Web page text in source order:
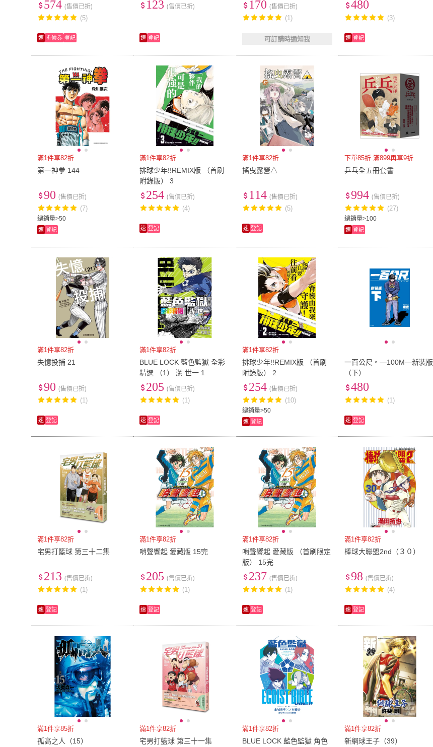
574 (售價已折)
(5)
速 折價券 登記
123 (售價已折)
速 登記
170 (售價已折)
(1)
可訂購時通知我
480
(3)
速 登記
滿1件享82折
第一神拳 144
總銷量>50
90 (售價已折)
(7)
速 登記
滿1件享82折
排球少年!!REMIX版 （首刷
附錄版） 3
254 (售價已折)
(4)
速 登記
滿1件享82折
搖曳露營△
114 (售價已折)
(5)
速 登記
下單85折 滿899再享9折
乒乓全五冊套書
總銷量>100
994 (售價已折)
(27)
速 登記
滿1件享82折
失憶投捕 21
90 (售價已折)
(1)
速 登記
滿1件享82折
BLUE LOCK 藍色監獄 全彩
精選 （1） 潔 世一 1
205 (售價已折)
(1)
速 登記
滿1件享82折
排球少年!!REMIX版 （首刷
附錄版） 2
總銷量>50
254 (售價已折)
(10)
速 登記
一百公尺。—100M—新裝版
（下）
480
(1)
速 登記
滿1件享82折
宅男打籃球 第三十二集
213 (售價已折)
(1)
速 登記
滿1件享82折
哨聲響起 愛藏版 15完
205 (售價已折)
(1)
速 登記
滿1件享82折
哨聲響起 愛藏版 （首刷限定
版） 15完
237 (售價已折)
(1)
速 登記
滿1件享82折
棒球大聯盟2nd（３０）
98 (售價已折)
(4)
速 登記
滿1件享85折
孤高之人（15）
滿1件享82折
宅男打籃球 第三十一集
滿1件享82折
BLUE LOCK 藍色監獄 角色
滿1件享82折
新網球王子（39）